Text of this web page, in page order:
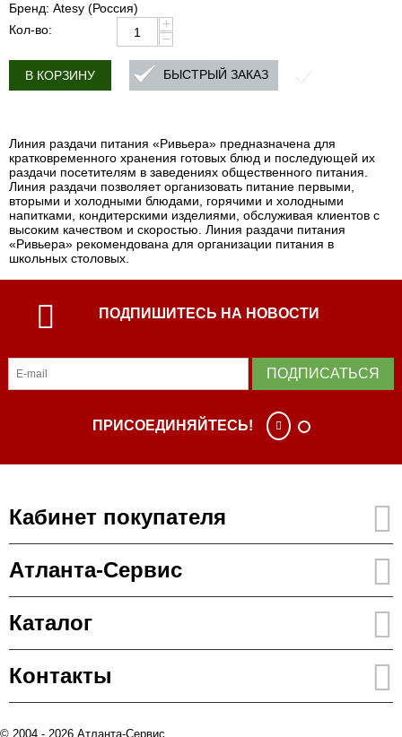
Бренд: Atesy (Россия)
Кол-во:
+
−
В КОРЗИНУ БЫСТРЫЙ ЗАКАЗ
Линия раздачи питания «Ривьера» предназначена для
кратковременного хранения готовых блюд и последующей их
раздачи посетителям в заведениях общественного питания.
Линия раздачи позволяет организовать питание первыми,
вторыми и холодными блюдами, горячими и холодными
напитками, кондитерскими изделиями, обслуживая клиентов с
высоким качеством и скоростью. Линия раздачи питания
«Ривьера» рекомендована для организации питания в
школьных столовых.
ПОДПИШИТЕСЬ НА НОВОСТИ
ПОДПИСАТЬСЯ
ПРИСОЕДИНЯЙТЕСЬ!
Кабинет покупателя
Атланта-Сервис
Каталог
Контакты
© 2004 - 2026 Атланта-Сервис.